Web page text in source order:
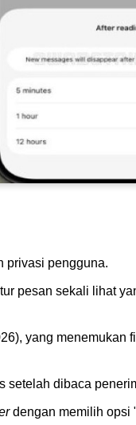
privasi pengguna.
pesan sekali lihat
yang menemukan
setelah dibaca
dengan memilih opsi